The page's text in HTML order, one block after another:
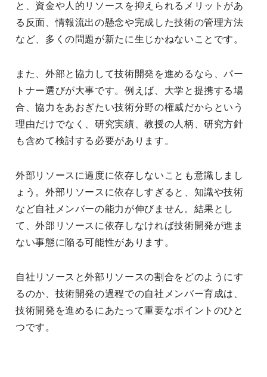
と、資金や人的リソースを抑えられるメリットがあ
る反面、情報流出の懸念や完成した技術の管理方法
など、多くの問題が新たに生じかねないことです。
また、外部と協力して技術開発を進めるなら、パー
トナー選びが大事です。例えば、大学と提携する場
合、協力をあおぎたい技術分野の権威だからという
理由だけでなく、研究実績、教授の人柄、研究方針
も含めて検討する必要があります。
外部リソースに過度に依存しないことも意識しまし
ょう。外部リソースに依存しすぎると、知識や技術
など自社メンバーの能力が伸びません。結果とし
て、外部リソースに依存しなければ技術開発が進ま
ない事態に陥る可能性があります。
自社リソースと外部リソースの割合をどのようにす
るのか、技術開発の過程での自社メンバー育成は、
技術開発を進めるにあたって重要なポイントのひと
つです。